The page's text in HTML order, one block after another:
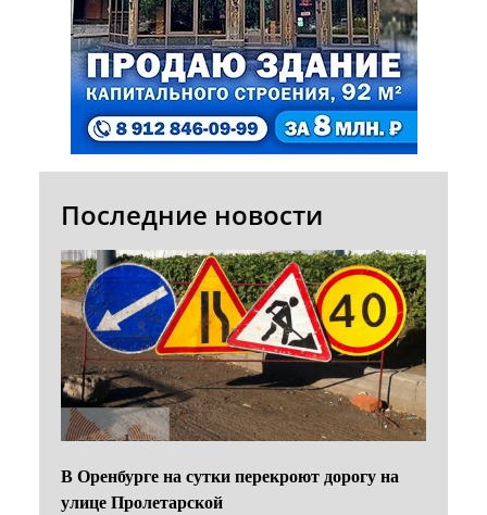
Последние новости
В Оренбурге на сутки перекроют дорогу на
улице Пролетарской